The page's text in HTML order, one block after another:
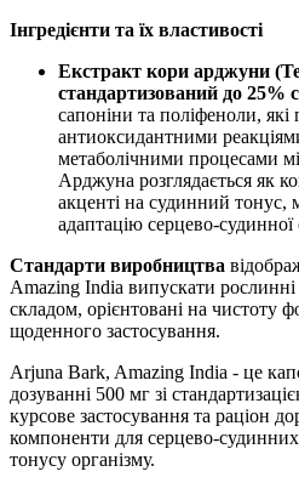
Інгредієнти та їх властивості
Екстракт кори арджуни
стандартизований до 25%
сапоніни та поліфеноли, які
антиоксидантними
метаболічними процесами
Арджуна розглядається як
акценті на судинний тонус,
адаптацію серцево-
Стандарти виробництва
Amazing India випускати
складом, орієнтовані на чистоту
щоденного застосування.
Arjuna Bark, Amazing India - це
дозуванні 500 мг зі
курсове застосування та раціон
компоненти для серцево-судинних
тонусу організму.